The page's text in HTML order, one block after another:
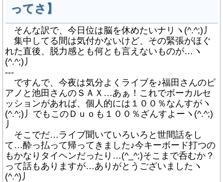
ってさ】
そんな訳で、今日位は脳を休めたいナリヽ(^.^;)丿
集中してる間は気付かないけど、その緊張がほぐ
れた直後、脱力感とも何とも言えないものが…ヽ
(^.^;)丿
---
ですんで、今夜は気分よくライブを♪福田さんのピ
アノと池田さんのＳＡＸ…あぁ！これでボーカルセ
ッションがあれば、個人的には１００％なんすがヽ
(^.^;)丿でもこのＤｕｏも１００％ざんすよーヽ(^.^;)
丿
そこでだ…ライブ聞いていろいろと世間話をし
て…酔っ払って帰ってきました♪今キーボード打つの
もかなりタイヘンだったり…(^_^;)そこまで呑むか？
って話もありますが…ありがとうございましたヽ
(^.^)丿